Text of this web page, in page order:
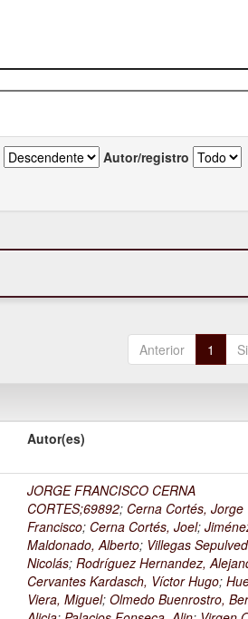
Autor/registro
Anterior 1
Autor(es)
JORGE FRANCISCO CERNA
CORTES;69892; Cerna Cortés, Jorge
Francisco; Cerna Cortés, Joel;
Maldonado, Alberto; Villegas
Nicolás;Rodríguez Hernandez,
Cervantes Kardasch, Víctor Hugo;
Viera, Miguel;Olmedo Buenrostro,